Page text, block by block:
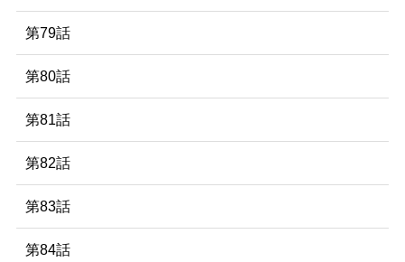
第79話
第80話
第81話
第82話
第83話
第84話